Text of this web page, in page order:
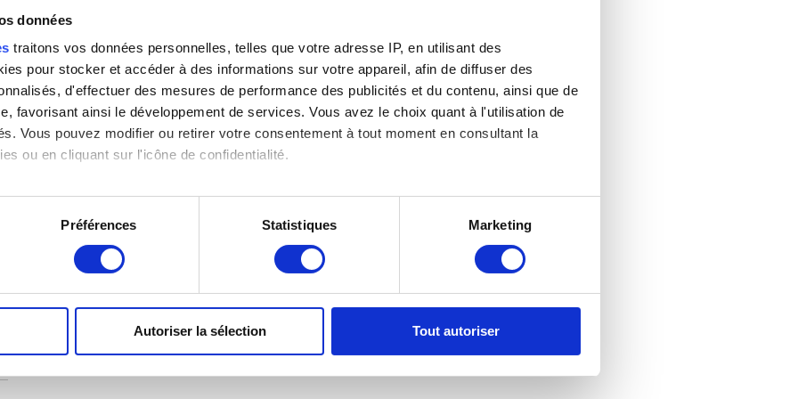
données
traitons vos données personnelles, telles que votre adresse IP, en utilisant des
pour stocker et accéder à des informations sur votre appareil, afin de diffuser des
d'effectuer des mesures de performance des publicités et du contenu, ainsi que de
favorisant ainsi le développement de services. Vous avez le choix quant à l'utilisation de
Vous pouvez modifier ou retirer votre consentement à tout moment en consultant la
ou en cliquant sur l'icône de confidentialité.
également :
sur votre localisation géographique qui peuvent être précises à plusieurs mètres près
de publicité et d'analyse, qui peuvent combiner celles-ci avec d'autres informations que
Préférences Statistiques Marketing
Autoriser la sélection Tout autoriser